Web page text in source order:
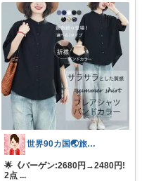
世界90カ国🌏️旅人OL✈️
🌟《バーゲン:2680円→2480円!
2点 ...